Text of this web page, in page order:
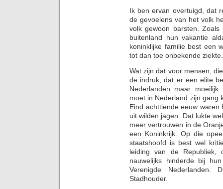
Ik ben ervan overtuigd, dat
de gevoelens van het volk
volk gewoon barsten.
buitenland hun vakantie
koninklijke familie best een
tot dan toe onbekende ziekte.
Wat zijn dat voor mensen,
de indruk, dat er een elite
Nederlanden maar
moet in Nederland zijn gang
Eind achttiende eeuw
uit wilden jagen. Dat lukte
meer vertrouwen in de
een Koninkrijk. Op die
staatshoofd is best wel
leiding van de
nauwelijks hinderde bij
Verenigde
Stadhouder.